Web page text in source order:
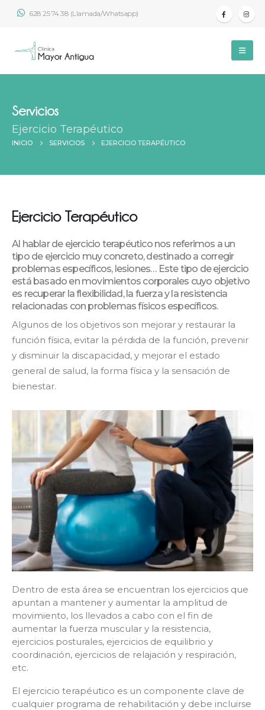
628 25 74 38 (Llamada/Whatsapp)
Servicios
Ejercicio Terapéutico
INICIO SERVICIOS EJERCICIO TERAPÉUTICO
Ejercicio Terapéutico
Al hablar de ejercicio terapéutico nos referimos a un
tipo de ejercicio muy concreto, destinado a corregir
problemas específicos, lesiones… Este tipo de ejercicio
está basado en movimientos corporales cuyo objetivo
es recuperar la flexibilidad, la fuerza y la resistencia
relacionadas con problemas físicos específicos.
Algunos de los objetivos son mejorar y restaurar la
función física, evitar la pérdida de la función, prevenir
y disminuir la discapacidad, y mejorar el estado
general de salud, la forma física y la sensación de
bienestar.
Dentro de esta área se encuentran los ejercicios que
apuntan a mantener y aumentar la amplitud de
movimiento, los llevados a cabo con el fin de
aumentar la fuerza muscular y la resistencia,
ejercicios posturales, ejercicios de equilibrio y
coordinación, ejercicios de relajación y respiración,
etc.
El ejercicio terapéutico es un componente clave de
cualquier programa de rehabilitación y debe incluirse